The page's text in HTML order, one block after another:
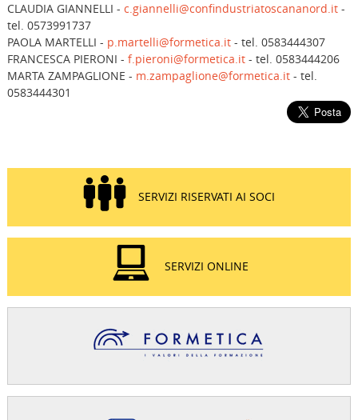
CLAUDIA GIANNELLI - c.giannelli@confindustriatoscananord.it-
tel. 0573991737
PAOLA MARTELLI - p.martelli@formetica.it- tel. 0583444307
FRANCESCA PIERONI - f.pieroni@formetica.it- tel. 0583444206
MARTA ZAMPAGLIONE - m.zampaglione@formetica.it- tel.
0583444301
SERVIZI RISERVATI AI SOCI
SERVIZI ONLINE